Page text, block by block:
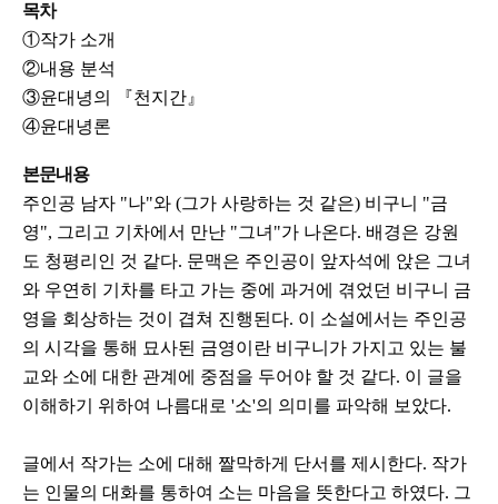
목차
①작가 소개
②내용 분석
③윤대녕의 『천지간』
④윤대녕론
본문내용
주인공 남자 "나"와 (그가 사랑하는 것 같은) 비구니 "금
영", 그리고 기차에서 만난 "그녀"가 나온다. 배경은 강원
도 청평리인 것 같다. 문맥은 주인공이 앞자석에 앉은 그녀
와 우연히 기차를 타고 가는 중에 과거에 겪었던 비구니 금
영을 회상하는 것이 겹쳐 진행된다. 이 소설에서는 주인공
의 시각을 통해 묘사된 금영이란 비구니가 가지고 있는 불
교와 소에 대한 관계에 중점을 두어야 할 것 같다. 이 글을
이해하기 위하여 나름대로 '소'의 의미를 파악해 보았다.
글에서 작가는 소에 대해 짤막하게 단서를 제시한다. 작가
는 인물의 대화를 통하여 소는 마음을 뜻한다고 하였다. 그